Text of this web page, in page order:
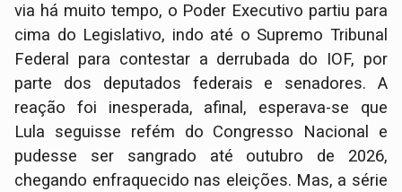
via há muito tempo, o Poder Executivo partiu para
cima do Legislativo, indo até o Supremo Tribunal
Federal para contestar a derrubada do IOF, por
parte dos deputados federais e senadores. A
reação foi inesperada, afinal, esperava-se que
Lula seguisse refém do Congresso Nacional e
pudesse ser sangrado até outubro de 2026,
chegando enfraquecido nas eleições. Mas, a série